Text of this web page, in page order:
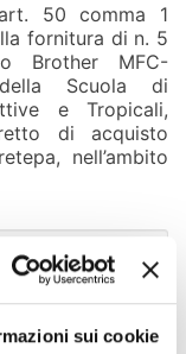
sui cookie
50 comma 1
fornitura di n. 5
Brother MFC-
Scuola di
e Tropicali,
di acquisto
nell’ambito
in data: 21/07/2025